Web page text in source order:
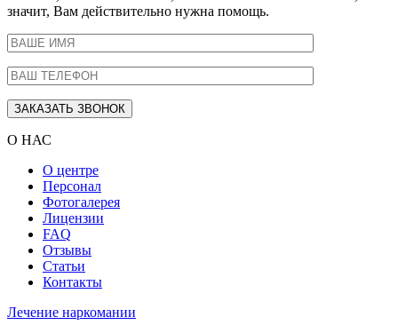
значит, Вам действительно нужна помощь.
О НАС
О центре
Персонал
Фотогалерея
Лицензии
FAQ
Отзывы
Статьи
Контакты
Лечение наркомании